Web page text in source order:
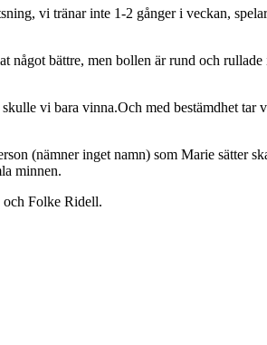
vi tränar inte 1-2 gånger i veckan,
något bättre, men bollen är rund och
vi bara vinna.Och med bestämdhet
(nämner inget namn) som Marie sätter
minnen.
och Folke Ridell.